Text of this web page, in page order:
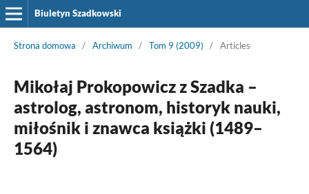
Biuletyn Szadkowski
Strona domowa / Archiwum / Tom 9 (2009) / Articles
Mikołaj Prokopowicz z Szadka –
astrolog, astronom, historyk nauki,
miłośnik i znawca książki (1489–
1564)